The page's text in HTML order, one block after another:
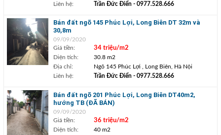
Liên hệ:
Trần Đức Điển- 0977.528.666
Bán đất ngõ 145 Phúc Lợi, Long Biên DT 32m và
30,8m
09/09/2020
Giá tiền:
34 triệu/m2
Diện tích:
30.8 m2
Địa chỉ:
Ngõ 145 Phúc Lợi , Long Biên, Hà Nội
Liên hệ:
Trần Đức Điển- 0977.528.666
Bán đất ngõ 201 Phúc Lợi, Long Biên DT40m2,
hướng TB (ĐÃ BÁN)
09/09/2020
Giá tiền:
36 triệu/m2
Diện tích:
40 m2